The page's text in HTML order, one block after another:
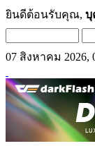
ยินดีต้อนรับคุณ, บุ
07 สิงหาคม 2026,